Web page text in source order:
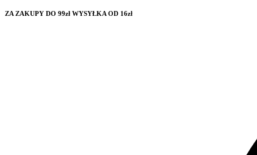
ZA ZAKUPY DO 99zł WYSYŁKA OD 16zł